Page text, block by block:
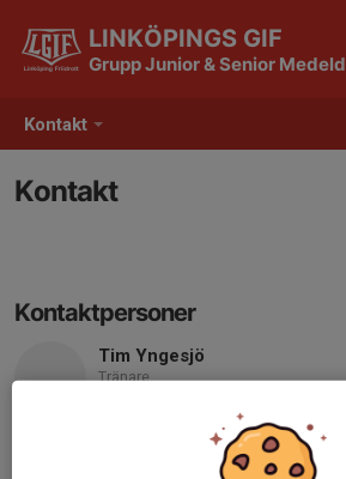
Kontakt
LINKÖPINGS GIF
Grupp Junior & Senior
Kontakt
Kontaktpersoner
Tim Yngesjö
Tränare
Mobil visas bara för inloggade
E-post visas bara för inloggade